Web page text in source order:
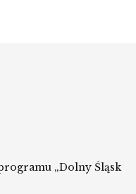
„Dolny Śląsk